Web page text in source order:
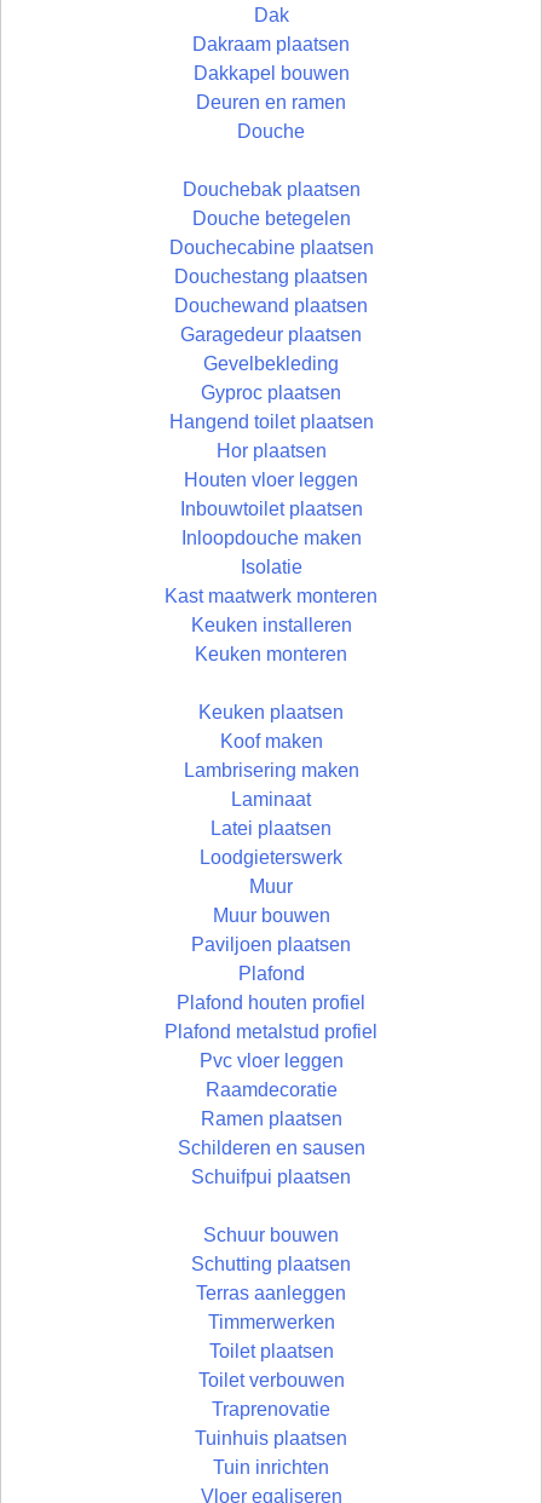
Dak
Dakraam plaatsen
Dakkapel bouwen
Deuren en ramen
Douche
Douchebak plaatsen
Douche betegelen
Douchecabine plaatsen
Douchestang plaatsen
Douchewand plaatsen
Garagedeur plaatsen
Gevelbekleding
Gyproc plaatsen
Hangend toilet plaatsen
Hor plaatsen
Houten vloer leggen
Inbouwtoilet plaatsen
Inloopdouche maken
Isolatie
Kast maatwerk monteren
Keuken installeren
Keuken monteren
Keuken plaatsen
Koof maken
Lambrisering maken
Laminaat
Latei plaatsen
Loodgieterswerk
Muur
Muur bouwen
Paviljoen plaatsen
Plafond
Plafond houten profiel
Plafond metalstud profiel
Pvc vloer leggen
Raamdecoratie
Ramen plaatsen
Schilderen en sausen
Schuifpui plaatsen
Schuur bouwen
Schutting plaatsen
Terras aanleggen
Timmerwerken
Toilet plaatsen
Toilet verbouwen
Traprenovatie
Tuinhuis plaatsen
Tuin inrichten
Vloer egaliseren